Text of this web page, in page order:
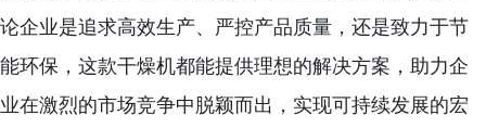
论企业是追求高效生产、严控产品质量，还是致力于节
能环保，这款干燥机都能提供理想的解决方案，助力企
业在激烈的市场竞争中脱颖而出，实现可持续发展的宏